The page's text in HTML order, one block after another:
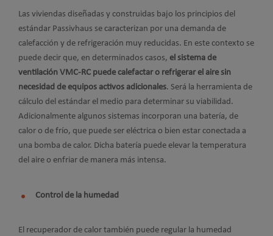
Las viviendas diseñadas y construidas bajo los principios del
estándar Passivhaus se caracterizan por una demanda de
calefacción y de refrigeración muy reducidas. En este contexto se
puede decir que, en determinados casos, el sistema de
ventilación VMC-RC puede calefactar o refrigerar el aire sin
necesidad de equipos activos adicionales. Será la herramienta de
cálculo del estándar el medio para determinar su viabilidad.
Adicionalmente algunos sistemas incorporan una batería, de
calor o de frío, que puede ser eléctrica o bien estar conectada a
una bomba de calor. Dicha batería puede elevar la temperatura
del aire o enfriar de manera más intensa.
Control de la humedad
El recuperador de calor también puede regular la humedad